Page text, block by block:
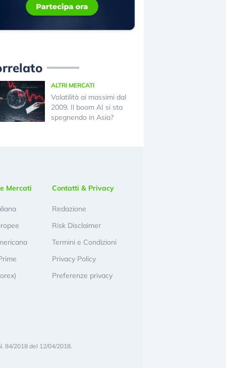
ALTRI MERCATI
Volatilità ai massimi dal
2009. Il boom AI si sta
spegnendo in Asia?
Mercati Contatti & Privacy
Redazione
Risk Disclaimer
Termini e Condizioni
Privacy Policy
Preferenze privacy
84/2018 del 12/04/2018.